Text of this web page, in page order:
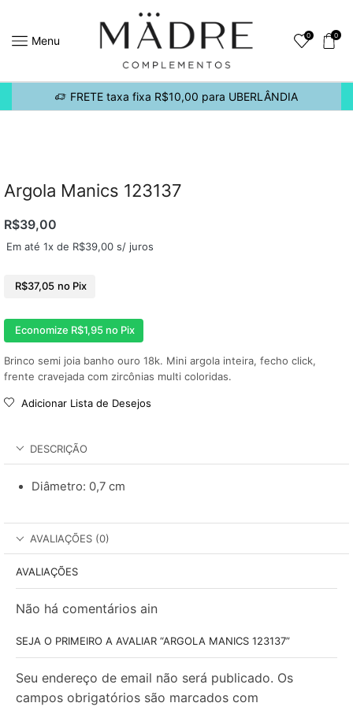
Menu 0 0
FRETE taxa fixa R$10,00 para UBERLÂNDIA
Argola Manics 123137
R$39,00
Em até 1x de R$39,00 s/ juros
R$37,05 no Pix
Economize R$1,95 no Pix
Brinco semi joia banho ouro 18k. Mini argola inteira, fecho click,
frente cravejada com zircônias multi coloridas.
Adicionar Lista de Desejos
DESCRIÇÃO
Diâmetro: 0,7 cm
AVALIAÇÕES (0)
AVALIAÇÕES
Não há comentários ain
SEJA O PRIMEIRO A AVALIAR “ARGOLA MANICS 123137”
Seu endereço de email não será publicado. Os
campos obrigatórios são marcados com